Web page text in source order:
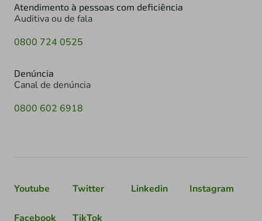
Atendimento à pessoas com deficiência
Auditiva ou de fala
0800 724 0525
Denúncia
Canal de denúncia
0800 602 6918
Youtube Twitter Linkedin Instagram
Facebook TikTok